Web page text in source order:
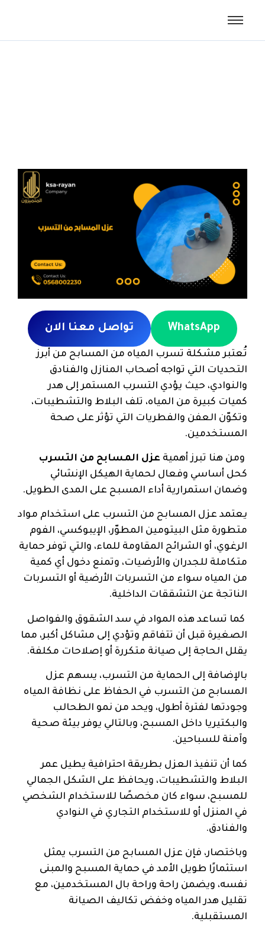
WhatsApp تواصل معنا الان
تُعتبر مشكلة تسرب المياه من المسابح من أبرز
التحديات التي تواجه أصحاب المنازل والفنادق
والنوادي، حيث يؤدي التسرب المستمر إلى هدر
كميات كبيرة من المياه، تلف البلاط والتشطيبات،
وتكوّن العفن والفطريات التي تؤثر على صحة
المستخدمين.
ومن هنا تبرز أهمية عزل المسابح من التسرب
كحل أساسي وفعال لحماية الهيكل الإنشائي
وضمان استمرارية أداء المسبح على المدى الطويل.
يعتمد عزل المسابح من التسرب على استخدام مواد
متطورة مثل البيتومين المطوّر، الإيبوكسي، الفوم
الرغوي، أو الشرائح المقاومة للماء، والتي توفر حماية
متكاملة للجدران والأرضيات، وتمنع دخول أي كمية
من المياه سواء من التسربات الأرضية أو التسربات
الناتجة عن التشققات الداخلية.
كما تساعد هذه المواد في سد الشقوق والفواصل
الصغيرة قبل أن تتفاقم وتؤدي إلى مشاكل أكبر، مما
يقلل الحاجة إلى صيانة متكررة أو إصلاحات مكلفة.
بالإضافة إلى الحماية من التسرب، يسهم عزل
المسابح من التسرب في الحفاظ على نظافة المياه
وجودتها لفترة أطول، ويحد من نمو الطحالب
والبكتيريا داخل المسبح، وبالتالي يوفر بيئة صحية
وآمنة للسباحين.
كما أن تنفيذ العزل بطريقة احترافية يطيل عمر
البلاط والتشطيبات، ويحافظ على الشكل الجمالي
للمسبح، سواء كان مخصصًا للاستخدام الشخصي
في المنزل أو للاستخدام التجاري في النوادي
والفنادق.
وباختصار، فإن عزل المسابح من التسرب يمثل
استثمارًا طويل الأمد في حماية المسبح والمبنى
نفسه، ويضمن راحة وراحة بال المستخدمين، مع
تقليل هدر المياه وخفض تكاليف الصيانة
المستقبلية.